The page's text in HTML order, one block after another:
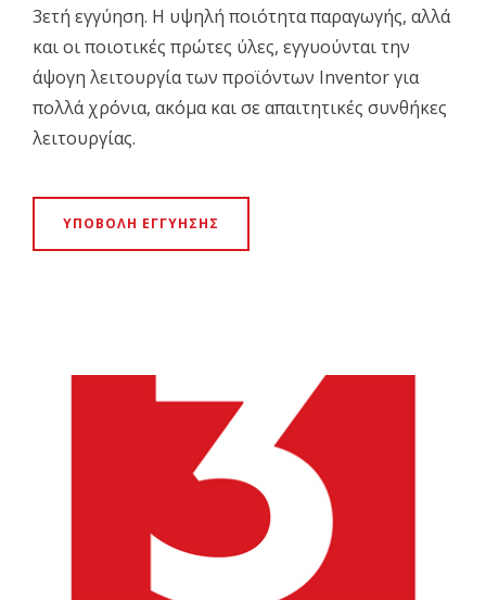
3ετή εγγύηση. Η υψηλή ποιότητα παραγωγής, αλλά
και οι ποιοτικές πρώτες ύλες, εγγυούνται την
άψογη λειτουργία των προϊόντων Inventor για
πολλά χρόνια, ακόμα και σε απαιτητικές συνθήκες
λειτουργίας.
ΥΠΟΒΟΛΗ ΕΓΓΥΗΣΗΣ